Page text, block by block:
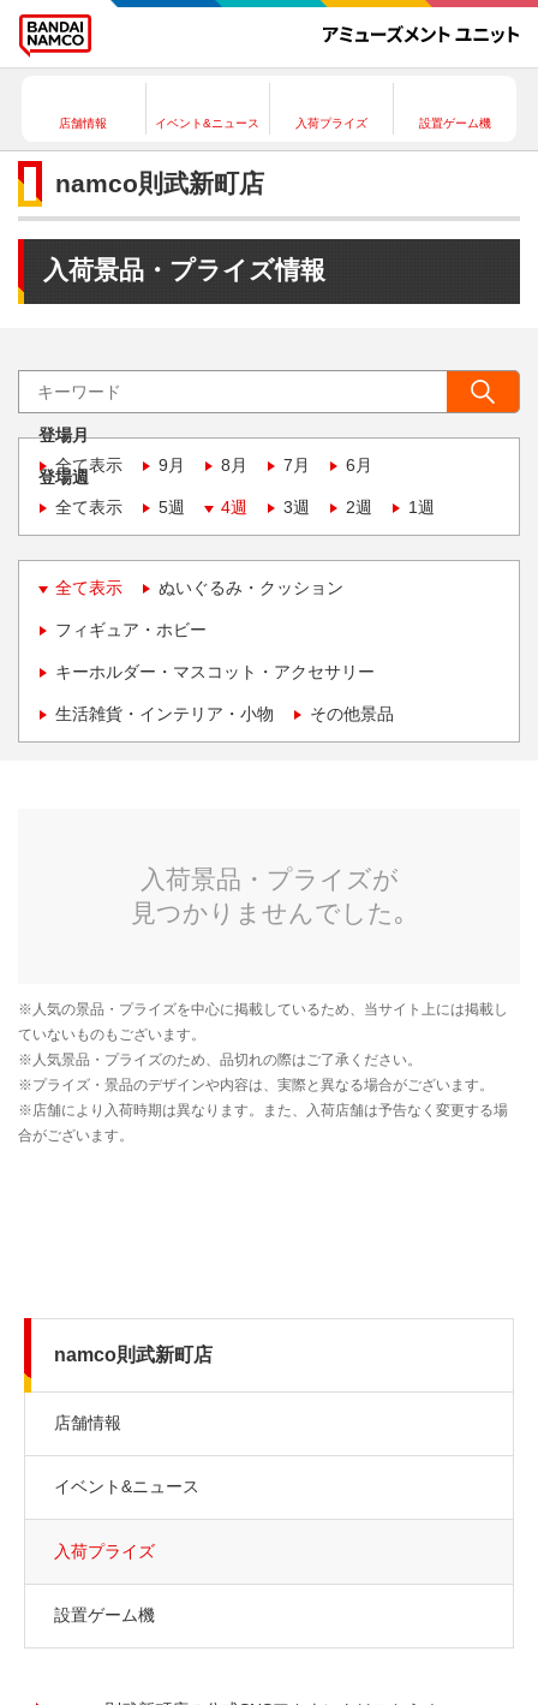
店舗情報 イベント&ニュース 入荷プライズ 設置ゲーム機
namco則武新町店
入荷景品・プライズ情報
登場月
全て表示
9月 8月 7月 6月
登場週
全て表示
5週 4週 3週 2週 1週
全て表示 ぬいぐるみ・クッション
フィギュア・ホビー
キーホルダー・マスコット・アクセサリー
生活雑貨・インテリア・小物 その他景品
namco則武新町店
店舗情報
イベント&ニュース
入荷プライズ
設置ゲーム機